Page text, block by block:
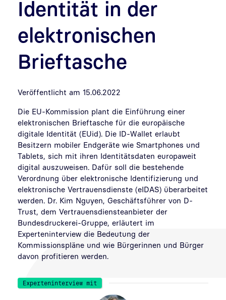
Identität in der
elektronischen
Brieftasche
Veröffentlicht am 15.06.2022
Die EU-Kommission plant die Einführung einer
elektronischen Brieftasche für die europäische
digitale Identität (EUid). Die ID-Wallet erlaubt
Besitzern mobiler Endgeräte wie Smartphones und
Tablets, sich mit ihren Identitätsdaten europaweit
digital auszuweisen. Dafür soll die bestehende
Verordnung über elektronische Identifizierung und
elektronische Vertrauensdienste (eIDAS) überarbeitet
werden. Dr. Kim Nguyen, Geschäftsführer von D-
Trust, dem Vertrauensdiensteanbieter der
Bundesdruckerei-Gruppe, erläutert im
Experteninterview die Bedeutung der
Kommissionspläne und wie Bürgerinnen und Bürger
davon profitieren werden.
Experteninterview mit